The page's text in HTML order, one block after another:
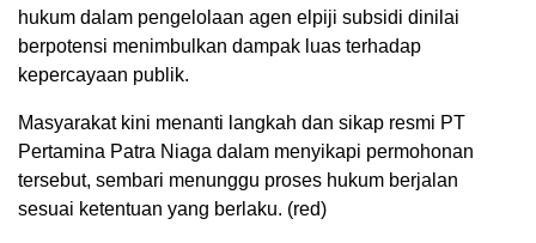
hukum dalam pengelolaan agen elpiji subsidi dinilai
berpotensi menimbulkan dampak luas terhadap
kepercayaan publik.
Masyarakat kini menanti langkah dan sikap resmi PT
Pertamina Patra Niaga dalam menyikapi permohonan
tersebut, sembari menunggu proses hukum berjalan
sesuai ketentuan yang berlaku. (red)